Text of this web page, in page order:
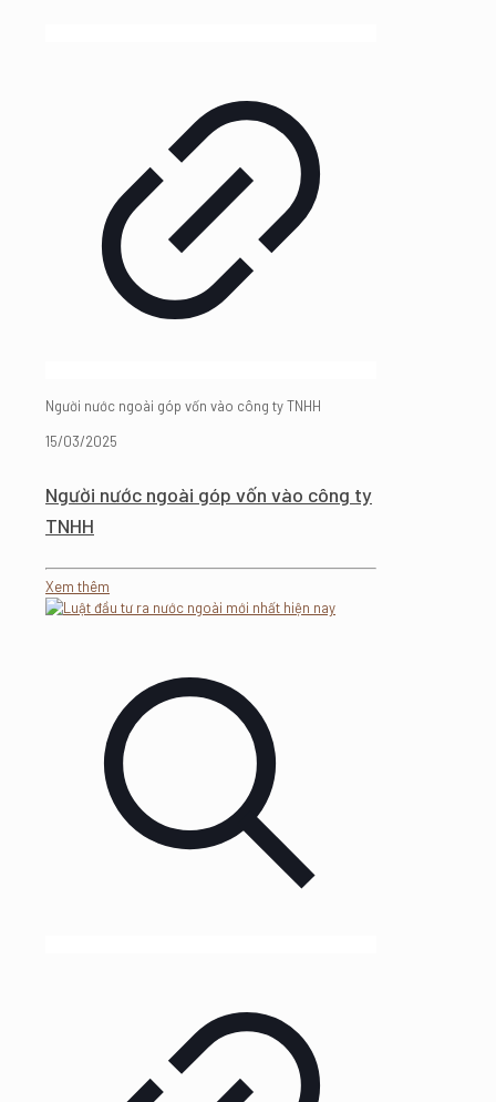
Người nước ngoài góp vốn vào công ty TNHH
15/03/2025
Người nước ngoài góp vốn vào công ty
TNHH
Xem thêm